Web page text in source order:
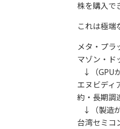
株を購入で
これは極端
メタ・プラ
マゾン・ド
↓（GPU
エヌビディ
約・長期調
↓（製造が
台湾セミコ